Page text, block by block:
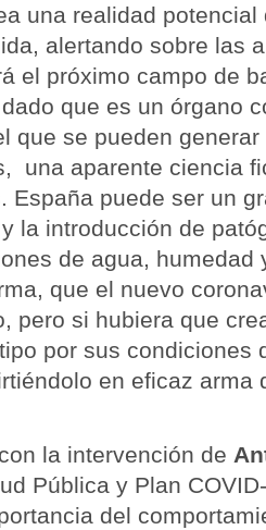
una realidad
alertando sobre las
el próximo campo de
que es un órgano
que se pueden
una aparente ciencia
España puede ser un
la introducción de
de agua, humedad
que el nuevo
pero si hubiera que
por sus condiciones
en eficaz arma
la intervención de
Pública y Plan
del